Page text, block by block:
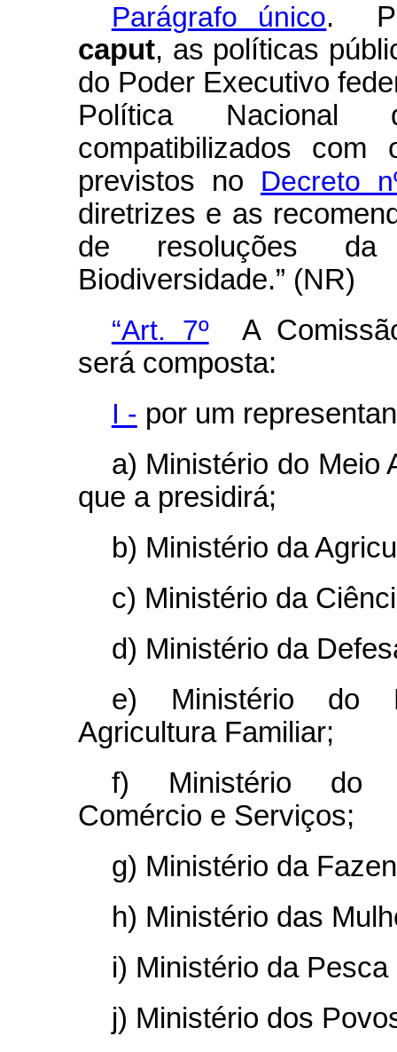
Parágrafo único.
caput, as políticas
do Poder Executivo
Política Nacional
compatibilizados
previstos no Decreto
diretrizes e as
de resoluções da
Biodiversidade.” (NR)
“Art. 7ºA Comissão
será composta:
I - por um
a) Ministério do Meio
que a presidirá;
b) Ministério da
c) Ministério da
d) Ministério da
e) Ministério do
Agricultura Familiar;
f) Ministério do
Comércio e Serviços;
g) Ministério da
h) Ministério das
i) Ministério da
j) Ministério dos